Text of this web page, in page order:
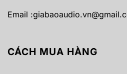
Email :
CÁCH MUA HÀNG